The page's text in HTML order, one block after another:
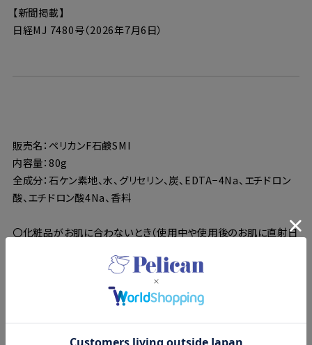
【新聞掲載】
日経MJ 7480号（2026年7月6日）
販売名：ペリカンF石鹸SMI
内容量：80g
全成分：石ケン素地、水、グリセリン、炭、EDTA−4Na、エチドロン
酸、エチドロン酸4Na、香料
〇化粧品がお肌に合わないとき（使用中や使用後のお肌に直射日
合）は、悪化させないためにも使用を中止し、皮膚科専門医などに
〇傷やはれもの、湿疹など、異常がある部位にはお使いにならな
〇目に入ったときはこすらず直ちに洗い流してください。目に異物